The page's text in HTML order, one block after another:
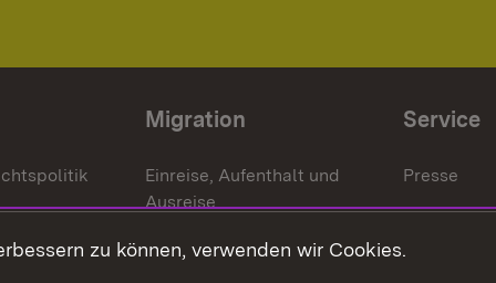
Migration
Einreise, Aufenthalt und
Ausreise
Asylbewerber und
Service
Presse
zu können, verwenden wir Cookies.